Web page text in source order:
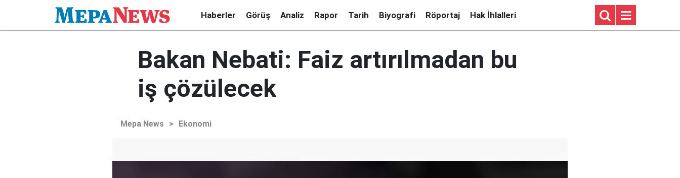
Haberler Görüş Analiz Rapor Tarih Biyografi Röportaj Hak İhlalleri
Bakan Nebati: Faiz artırılmadan bu
iş çözülecek
Mepa News > Ekonomi